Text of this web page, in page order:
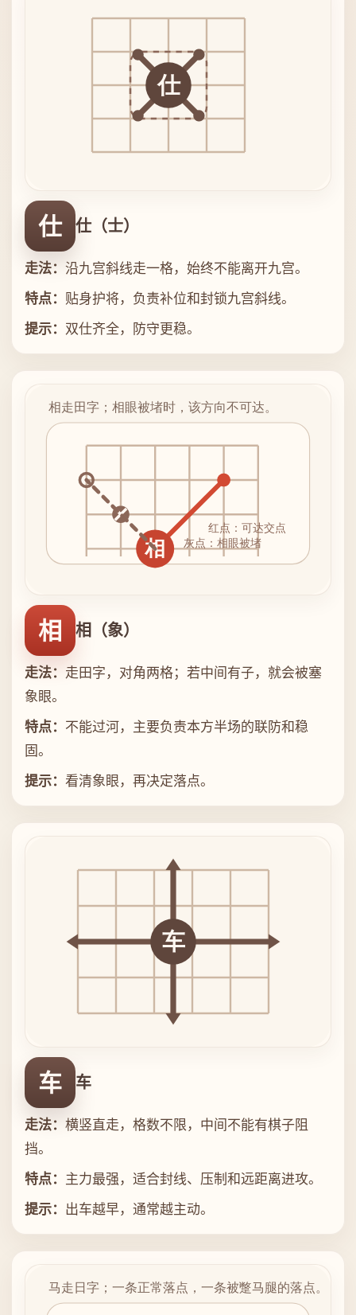
仕 仕（士）
走法： 沿九宫斜线走一格，始终不能离开九宫。
特点： 贴身护将，负责补位和封锁九宫斜线。
提示： 双仕齐全，防守更稳。
相 相（象）
走法： 走田字，对角两格；若中间有子，就会被塞
象眼。
特点： 不能过河，主要负责本方半场的联防和稳
固。
提示： 看清象眼，再决定落点。
车 车
走法： 横竖直走，格数不限，中间不能有棋子阻
挡。
特点： 主力最强，适合封线、压制和远距离进攻。
提示： 出车越早，通常越主动。